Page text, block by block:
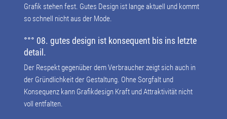
Grafik stehen fest. Gutes Design ist lange aktuell und kommt
so schnell nicht aus der Mode.
°°° 08. gutes design ist konsequent bis ins letzte
detail.
Der Respekt gegenüber dem Verbraucher zeigt sich auch in
der Gründlichkeit der Gestaltung. Ohne Sorgfalt und
Konsequenz kann Grafikdesign Kraft und Attraktivität nicht
voll entfalten.